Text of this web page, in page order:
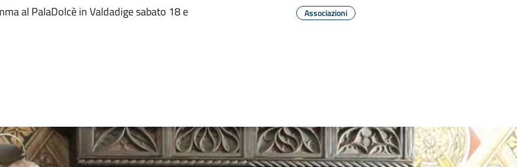
al PalaDolcè in Valdadige sabato 18 e
Associazioni